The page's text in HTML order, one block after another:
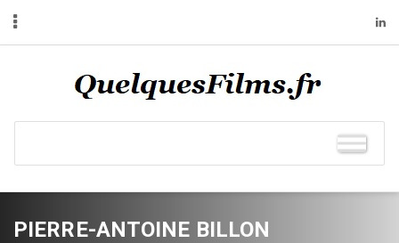
PIERRE-ANTOINE BILLON